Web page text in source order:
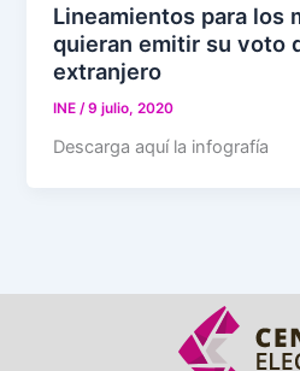
Lineamientos para los
quieran emitir su voto
extranjero
INE /9 julio, 2020
Descarga aquí la infografía